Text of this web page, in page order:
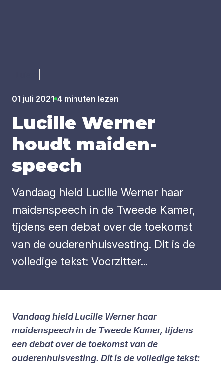
01 juli 2021 4 minuten lezen
Lucil­le Wer­ner
houdt mai­den­
speech
Vandaag hield Lucille Werner haar
maidenspeech in de Tweede Kamer,
tijdens een debat over de toekomst
van de ouderenhuisvesting. Dit is de
volledige tekst: Voorzitter...
Vandaag hield Lucille Werner haar
maidenspeech in de Tweede Kamer, tijdens
een debat over de toekomst van de
ouderenhuisvesting. Dit is de volledige tekst: